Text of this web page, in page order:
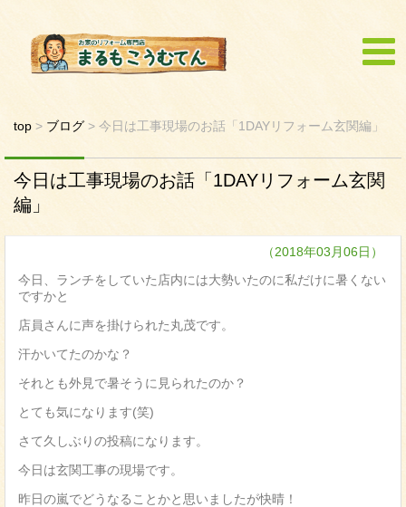
top > ブログ> 今日は工事現場のお話「1DAYリフォーム玄関編」
今日は工事現場のお話「1DAYリフォーム玄関
編」
（2018年03月06日）
今日、ランチをしていた店内には大勢いたのに私だけに暑くない
ですかと
店員さんに声を掛けられた丸茂です。
汗かいてたのかな？
それとも外見で暑そうに見られたのか？
とても気になります(笑)
さて久しぶりの投稿になります。
今日は玄関工事の現場です。
昨日の嵐でどうなることかと思いましたが快晴！